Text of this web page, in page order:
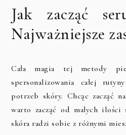
Jak zacząć
Najważniejsze
Cała magia tej metody
spersonalizowania całej
potrzeb skóry. Chcąc zacząć
warto zacząć od małych
skóra radzi sobie z różnymi